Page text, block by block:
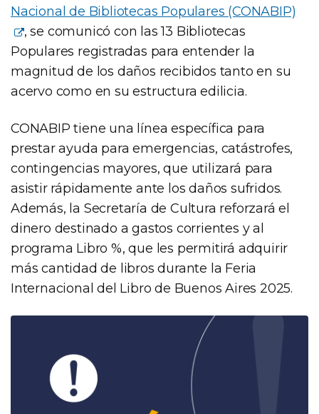
Nacional de Bibliotecas Populares (CONABIP)
, se comunicó con las 13 Bibliotecas
Populares registradas para entender la
magnitud de los daños recibidos tanto en su
acervo como en su estructura edilicia.
CONABIP tiene una línea específica para
prestar ayuda para emergencias, catástrofes,
contingencias mayores, que utilizará para
asistir rápidamente ante los daños sufridos.
Además, la Secretaría de Cultura reforzará el
dinero destinado a gastos corrientes y al
programa Libro %, que les permitirá adquirir
más cantidad de libros durante la Feria
Internacional del Libro de Buenos Aires 2025.